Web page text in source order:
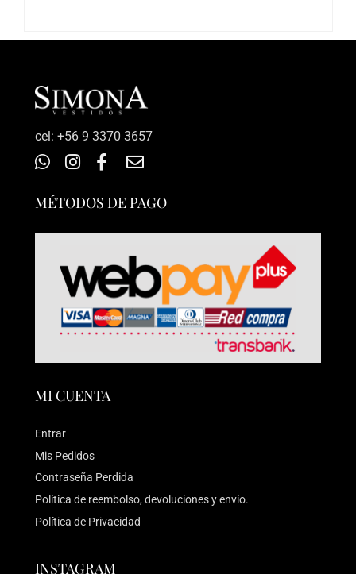
‎cel: +56 9 3370 3657
MÉTODOS DE PAGO
MI CUENTA
Entrar
Mis Pedidos
Contraseña Perdida
Política de reembolso, devoluciones y envío.
Política de Privacidad
INSTAGRAM